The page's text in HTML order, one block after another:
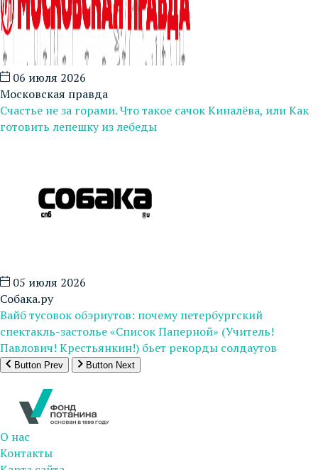
06 июля 2026
Московская правда
Счастье не за горами. Что такое сачок Киналёва, или Как
готовить лепешку из лебеды
05 июля 2026
Собака.ру
Вайб тусовок обэриутов: почему петербургский
спектакль-застолье «Список Паперной» (Учитель!
Павлович! Крестьянкин!) бьет рекорды солдаутов
Button Prev Button Next
О нас
Контакты